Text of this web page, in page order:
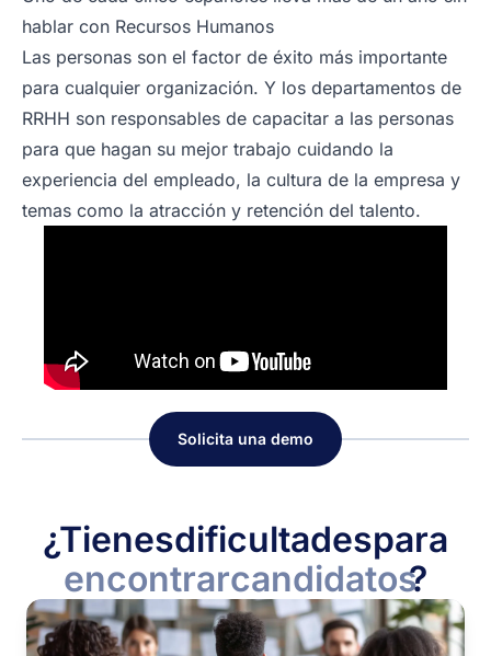
hablar con Recursos Humanos
Las personas son el factor de éxito más importante
para cualquier organización. Y los departamentos de
RRHH son responsables de capacitar a las personas
para que hagan su mejor trabajo cuidando la
experiencia del empleado, la cultura de la empresa y
temas como la atracción y retención del talento.
Solicita una demo
¿Tienesdificultadespara
encontrarcandidatos?